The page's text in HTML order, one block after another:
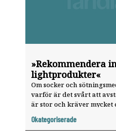
»Rekommendera
lightprodukter«
Om socker och
varför är det svårt att
är stor och kräver mycket
Okategoriserade